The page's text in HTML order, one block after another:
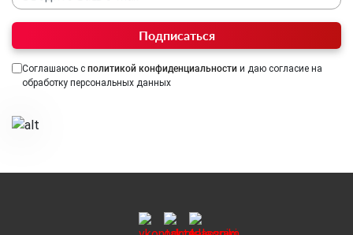
Подписаться
Соглашаюсь с политикой конфиденциальности и даю согласие на
обработку персональных данных